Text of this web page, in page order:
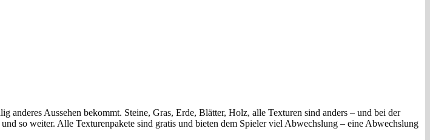
anderes Aussehen bekommt. Steine, Gras, Erde, Blätter, Holz, alle Texturen sind anders – und bei der
so weiter. Alle Texturenpakete sind gratis und bieten dem Spieler viel Abwechslung – eine Abwechslung